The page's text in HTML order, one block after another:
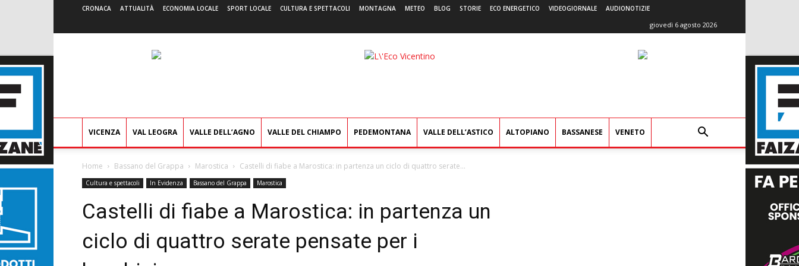
CRONACA ATTUALITÀ ECONOMIA LOCALE SPORT LOCALE CULTURA E SPETTACOLI MONTAGNA METEO BLOG STORIE ECO ENERGETICO VIDEOGIORNALE AUDIONOTIZIE
giovedì 6 agosto 2026
L'Eco
VICENZA VAL LEOGRA VALLE DELL’AGNO VALLE DEL CHIAMPO PEDEMONTANA VALLE DELL’ASTICO ALTOPIANO BASSANESE VENETO
Home Bassano del Grappa Marostica Castelli di fiabe a Marostica: in partenza un ciclo di quattro serate...
Cultura e spettacoli In Evidenza Bassano del Grappa Marostica
Castelli di fiabe a Marostica: in partenza un
ciclo di quattro serate pensate per i